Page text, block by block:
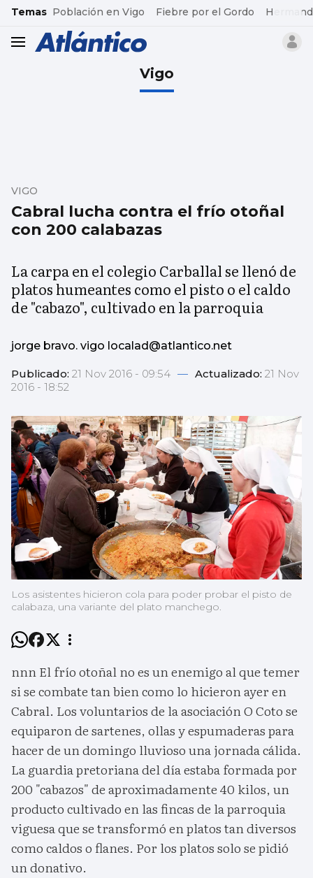
common.go-to-content
Temas Población en Vigo Fiebre por el Gordo
header.menu.open
Vigo
Cabral lucha contra el frío otoñal
con 200 calabazas
VIGO
La carpa en el colegio Carballal se llenó de
platos humeantes como el pisto o el caldo
de "cabazo", cultivado en la parroquia
jorge bravo. vigo localad@atlantico.net
Publicado: 21 Nov 2016 - 09:54 — Actualizado: 21 Nov
2016 - 18:52
Los asistentes hicieron cola para poder probar el pisto de
calabaza, una variante del plato manchego.
nnn El frío otoñal no es un enemigo al que temer
si se combate tan bien como lo hicieron ayer en
Cabral. Los voluntarios de la asociación O Coto se
equiparon de sartenes, ollas y espumaderas para
hacer de un domingo lluvioso una jornada cálida.
La guardia pretoriana del día estaba formada por
200 "cabazos" de aproximadamente 40 kilos, un
producto cultivado en las fincas de la parroquia
viguesa que se transformó en platos tan diversos
como caldos o flanes. Por los platos solo se pidió
un donativo.